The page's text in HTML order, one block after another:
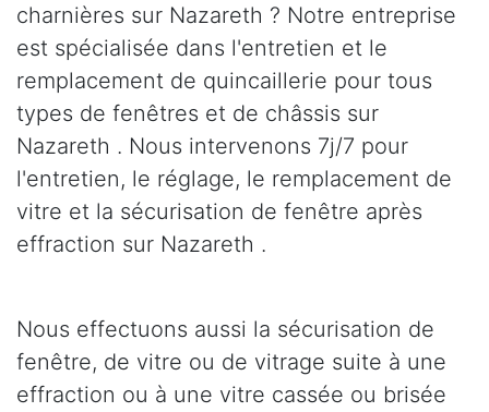
charnières sur Nazareth ? Notre entreprise
est spécialisée dans l'entretien et le
remplacement de quincaillerie pour tous
types de fenêtres et de châssis sur
Nazareth . Nous intervenons 7j/7 pour
l'entretien, le réglage, le remplacement de
vitre et la sécurisation de fenêtre après
effraction sur Nazareth .
Nous effectuons aussi la sécurisation de
fenêtre, de vitre ou de vitrage suite à une
effraction ou à une vitre cassée ou brisée